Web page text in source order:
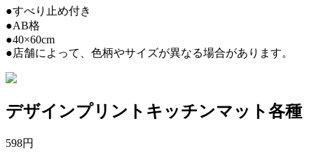
●すべり止め付き
●AB格
●40×60cm
●店舗によって、色柄やサイズが異なる場合があります。
デザインプリントキッチンマット各種
598円